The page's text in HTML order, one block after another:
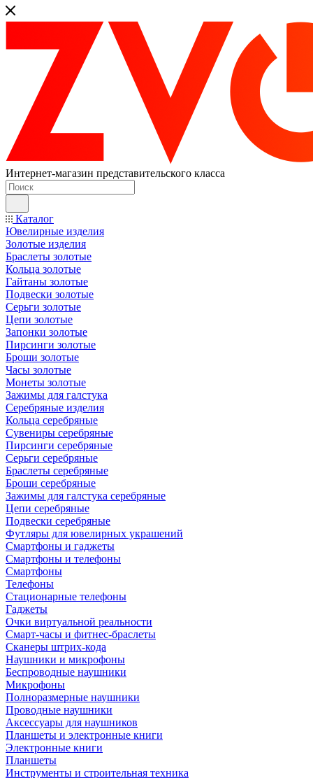
Интернет-магазин представительского класса
Каталог
Ювелирные изделия
Золотые изделия
Браслеты золотые
Кольца золотые
Гайтаны золотые
Подвески золотые
Серьги золотые
Цепи золотые
Запонки золотые
Пирсинги золотые
Броши золотые
Часы золотые
Монеты золотые
Зажимы для галстука
Серебряные изделия
Кольца серебряные
Сувениры серебряные
Пирсинги серебряные
Серьги серебряные
Браслеты серебряные
Броши серебряные
Зажимы для галстука серебряные
Цепи серебряные
Подвески серебряные
Футляры для ювелирных украшений
Смартфоны и гаджеты
Смартфоны и телефоны
Смартфоны
Телефоны
Стационарные телефоны
Гаджеты
Очки виртуальной реальности
Смарт-часы и фитнес-браслеты
Сканеры штрих-кода
Наушники и микрофоны
Беспроводные наушники
Микрофоны
Полноразмерные наушники
Проводные наушники
Аксессуары для наушников
Планшеты и электронные книги
Электронные книги
Планшеты
Инструменты и строительная техника